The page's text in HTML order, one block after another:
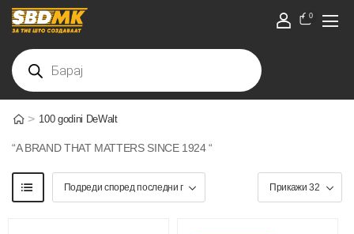
0
> 100 godini DeWalt
“A BRAND THAT MATTERS SINCE 1924 “